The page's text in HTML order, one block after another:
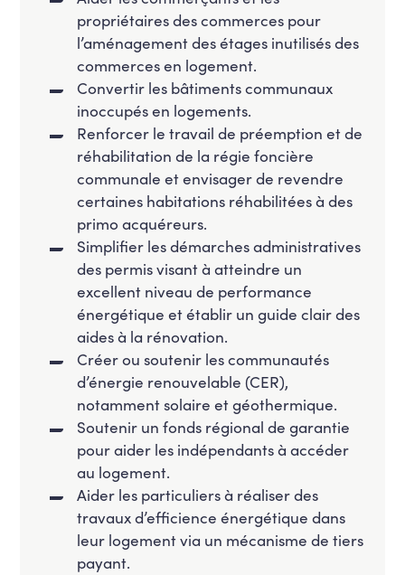
propriétaires des commerces pour
l’aménagement des étages inutilisés des
commerces en logement.
Convertir les bâtiments communaux
inoccupés en logements.
Renforcer le travail de préemption et de
réhabilitation de la régie foncière
communale et envisager de revendre
certaines habitations réhabilitées à des
primo acquéreurs.
Simplifier les démarches administratives
des permis visant à atteindre un
excellent niveau de performance
énergétique et établir un guide clair des
aides à la rénovation.
Créer ou soutenir les communautés
d’énergie renouvelable (CER),
notamment solaire et géothermique.
Soutenir un fonds régional de garantie
pour aider les indépendants à accéder
au logement.
Aider les particuliers à réaliser des
travaux d’efficience énergétique dans
leur logement via un mécanisme de tiers
payant.